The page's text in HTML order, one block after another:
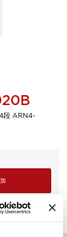
段 ARN4-